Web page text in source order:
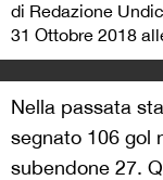
di Redazione
31 Ottobre 2018
Nella passata
segnato 106 gol
subendone 27.